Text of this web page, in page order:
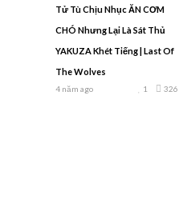
Tử Tù Chịu Nhục ĂN CƠM
CHÓ Nhưng Lại Là Sát Thủ
YAKUZA Khét Tiếng | Last Of
The Wolves
4 năm ago 326
1